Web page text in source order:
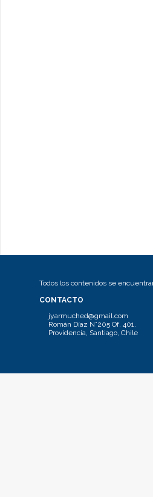
Todos los contenidos se
CONTACTO
jyarmuched@gmail.com
Román Díaz N°205 Of. 401.
Providencia, Santiago, Chile